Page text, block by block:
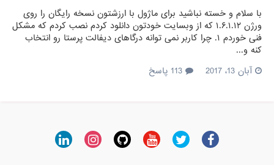
با سلام و خسته نباشید برای ماژول با ارزشتون نسخه رایگان را روی
ورژن ۱.۶.۱.۱۲ که از وبسایت خودتون دانلود کردم نصب کردم که مشکل
فنی خوردم ۱. چرا کاربر نمی توانه درگاهای دیفالت پرستا رو انتخاب
کنه و...
آبان 13، 2017